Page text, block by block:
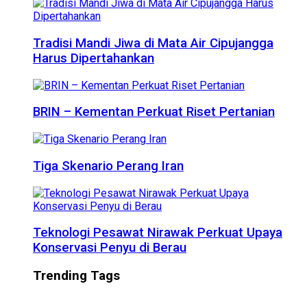
Tradisi Mandi Jiwa di Mata Air Cipujangga
Harus Dipertahankan
BRIN – Kementan Perkuat Riset Pertanian
Tiga Skenario Perang Iran
Teknologi Pesawat Nirawak Perkuat Upaya
Konservasi Penyu di Berau
Trending Tags